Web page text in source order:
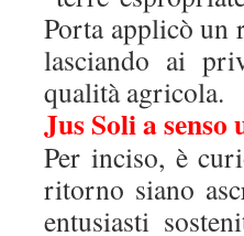
Porta applicò un
lasciando ai
qualità agricola.
Jus Soli a senso
Per inciso, è
ritorno siano
entusiasti